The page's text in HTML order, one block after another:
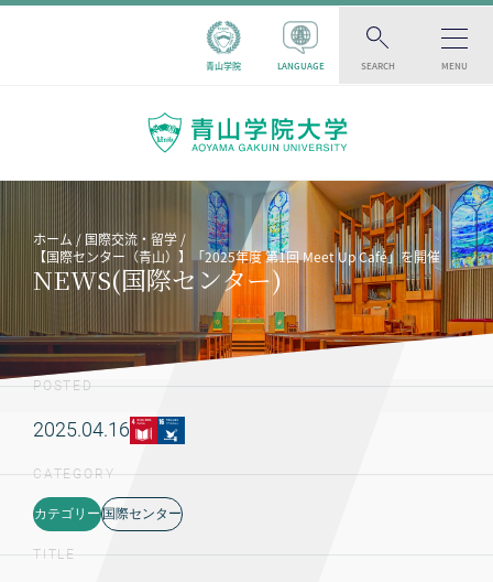
青山学院 LANGUAGE SEARCH MENU
ホーム
国際交流・留学
【国際センター（青山）】「2025年度 第1回 Meet Up Café」を開催
NEWS(国際センター)
POSTED
2025.04.16
CATEGORY
カテゴリー 国際センター
TITLE